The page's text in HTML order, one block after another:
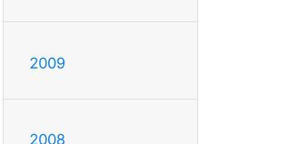
2009
2008